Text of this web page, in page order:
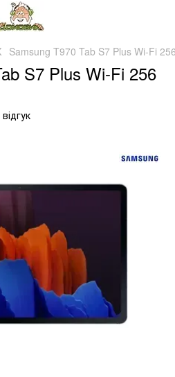
Samsung T970 Tab S7 Plus Wi-Fi
S7 Plus Wi-Fi 256